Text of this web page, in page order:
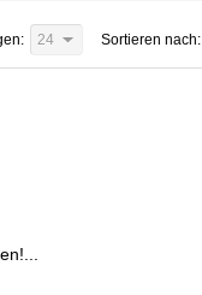
Sortieren nach:
24